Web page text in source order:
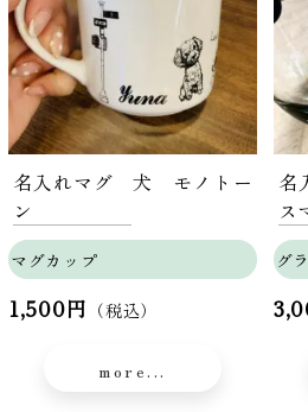
名入れマグ 犬 モノトー
ン
マグカップ
1,500円 （税込）
more...
名
グ